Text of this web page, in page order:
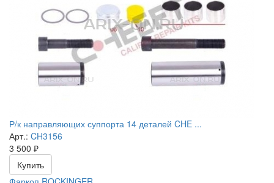
Р/к направляющих суппорта 14 деталей CHE ...
Арт.: CH3156
3 500 ₽
Купить